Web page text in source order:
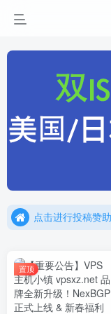
点击加入官方TG
点击进行投稿赞助
置顶